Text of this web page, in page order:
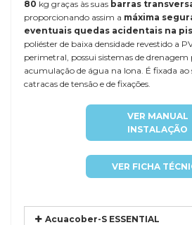
80 kg graças às suas barras
proporcionando assim a máxima
eventuais quedas acidentais na
poliéster de baixa densidade revestido a
perimetral, possui sistemas de drenagem
acumulação de água na lona. É fixada ao
catracas de tensão e de fixações.
VER MANUAL
INSTALAÇÃO
VER FICHA
Acuacober-S ESSENTIAL